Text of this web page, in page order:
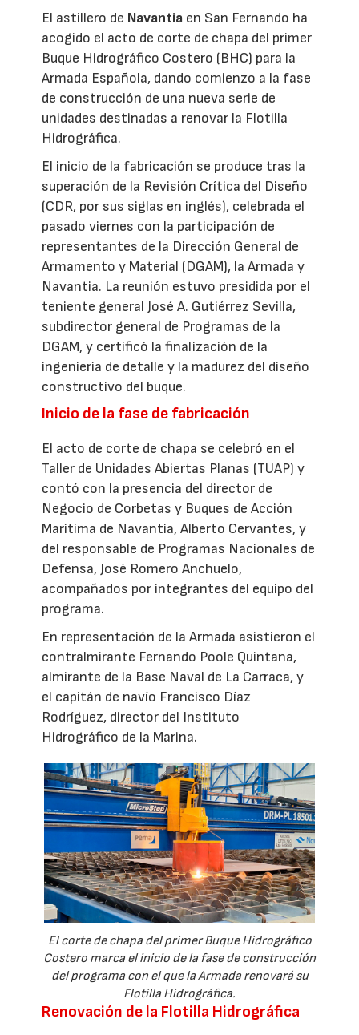
El astillero de Navantia en San Fernando ha
acogido el acto de corte de chapa del primer
Buque Hidrográfico Costero (BHC) para la
Armada Española, dando comienzo a la fase
de construcción de una nueva serie de
unidades destinadas a renovar la Flotilla
Hidrográfica.
El inicio de la fabricación se produce tras la
superación de la Revisión Crítica del Diseño
(CDR, por sus siglas en inglés), celebrada el
pasado viernes con la participación de
representantes de la Dirección General de
Armamento y Material (DGAM), la Armada y
Navantia. La reunión estuvo presidida por el
teniente general José A. Gutiérrez Sevilla,
subdirector general de Programas de la
DGAM, y certificó la finalización de la
ingeniería de detalle y la madurez del diseño
constructivo del buque.
Inicio de la fase de fabricación
El acto de corte de chapa se celebró en el
Taller de Unidades Abiertas Planas (TUAP) y
contó con la presencia del director de
Negocio de Corbetas y Buques de Acción
Marítima de Navantia, Alberto Cervantes, y
del responsable de Programas Nacionales de
Defensa, José Romero Anchuelo,
acompañados por integrantes del equipo del
programa.
En representación de la Armada asistieron el
contralmirante Fernando Poole Quintana,
almirante de la Base Naval de La Carraca, y
el capitán de navío Francisco Díaz
Rodríguez, director del Instituto
Hidrográfico de la Marina.
El corte de chapa del primer Buque Hidrográfico
Costero marca el inicio de la fase de construcción
del programa con el que la Armada renovará su
Flotilla Hidrográfica.
Renovación de la Flotilla Hidrográfica